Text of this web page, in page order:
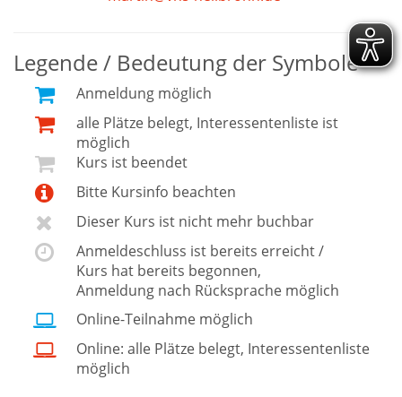
Legende / Bedeutung der Symbole
Anmeldung möglich
alle Plätze belegt, Interessentenliste ist
möglich
Kurs ist beendet
Bitte Kursinfo beachten
Dieser Kurs ist nicht mehr buchbar
Anmeldeschluss ist bereits erreicht /
Kurs hat bereits begonnen,
Anmeldung nach Rücksprache möglich
Online-Teilnahme möglich
Online: alle Plätze belegt, Interessentenliste
möglich